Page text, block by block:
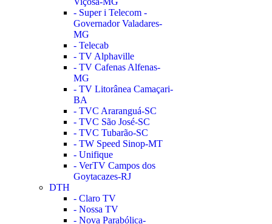
- Super i Telecom -
Governador Valadares-
MG
- Telecab
- TV Alphaville
- TV Cafenas Alfenas-
MG
- TV Litorânea Camaçari-
BA
- TVC Araranguá-SC
- TVC São José-SC
- TVC Tubarão-SC
- TW Speed Sinop-MT
- Unifique
- VerTV Campos dos
Goytacazes-RJ
DTH
- Claro TV
- Nossa TV
- Nova Parabólica-